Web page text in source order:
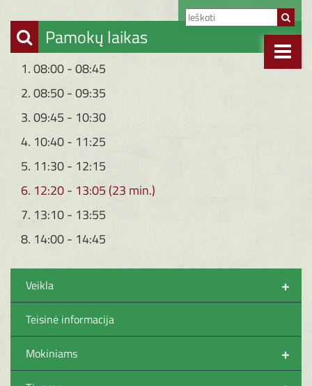
Pamokų laikas
1. 08:00 - 08:45
2. 08:50 - 09:35
3. 09:45 - 10:30
4. 10:40 - 11:25
5. 11:30 - 12:15
6. 12:20 - 13:05 (23 min.)
7. 13:10 - 13:55
8. 14:00 - 14:45
+
Veikla
Teisinė informacija
+
Mokiniams